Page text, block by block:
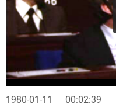
1980-01-11 00:02:39